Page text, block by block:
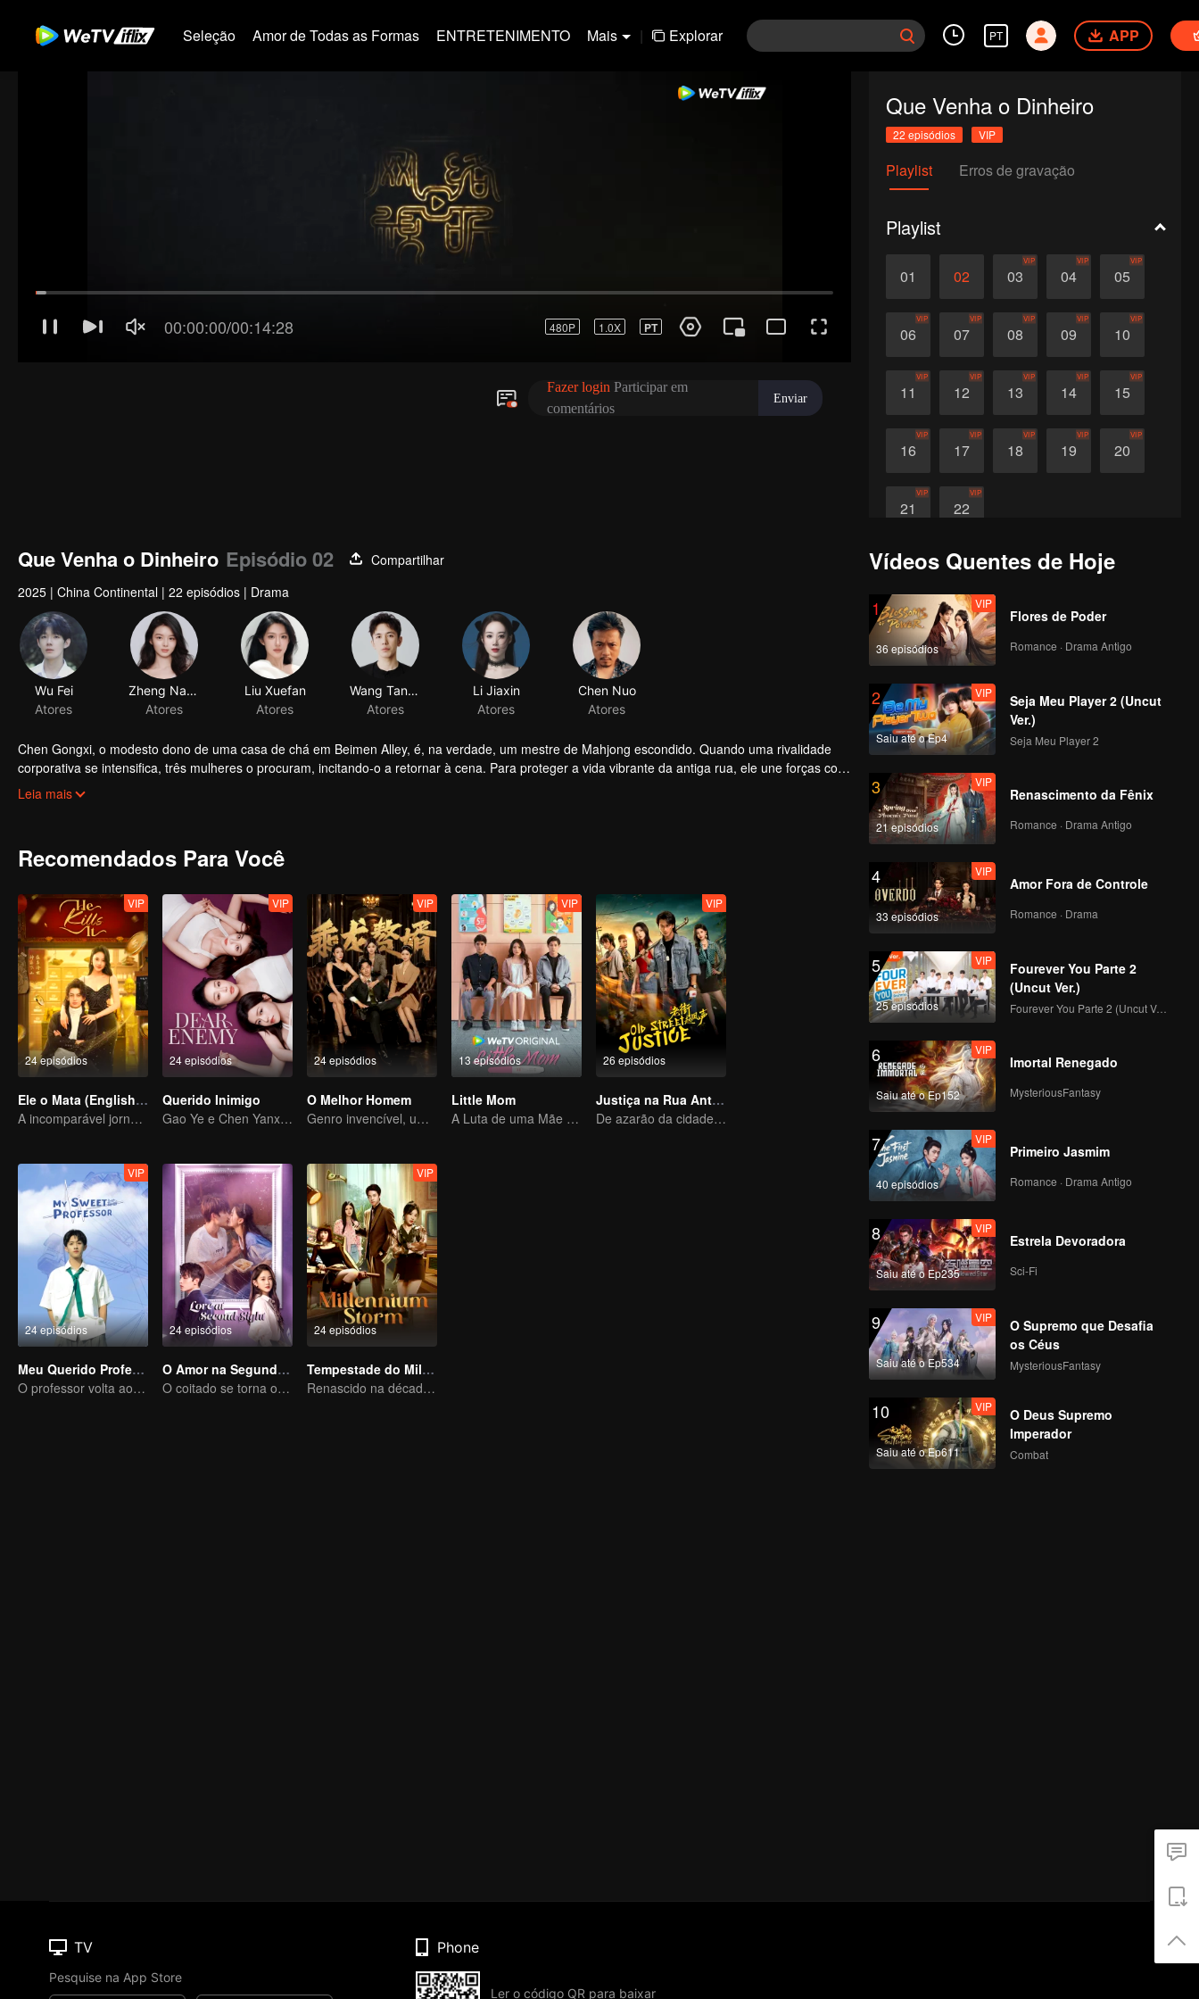
Seleção Amor de Todas as Formas ENTRETENIMENTO Mais | Explorar PT APP
Que Venha o Dinheiro
22 episódios VIP
Playlist Erros de gravação
Playlist
01 02 03
VIP
04
VIP
05
VIP
06
VIP
07
VIP
08
VIP
09
VIP
10
VIP
11
VIP
12
VIP
13
VIP
14
VIP
15
VIP
16
VIP
17
VIP
18
VIP
19
VIP
20
VIP
21
VIP
22
VIP
Que Venha o Dinheiro Episódio 02
Compartilhar
2025 | China Continental | 22 episódios | Drama
Chen Gongxi, o modesto dono de uma casa de chá em Beimen Alley, é, na verdade, um mestre de Mahjong escondido. Quando uma rivalidade
corporativa se intensifica, três mulheres o procuram, incitando-o a retornar à cena. Para proteger a vida vibrante da antiga rua, ele une forças com
sua confidente para combater os planos de um magnata dos negócios. Em meio aos jogos enganosos de Mahjong, o jovem prodígio
Leia mais
Recomendados Para Você
24 episódios
VIP
Ele o Mata (English Ver.)
A incomparável jornada do médico divino pelo mundo
24 episódios
VIP
Querido Inimigo
Gao Ye e Chen Yanxi: De melhores amigas a inimigas juradas
24 episódios
VIP
O Melhor Homem
Genro invencível, uma vida extraordinária
13 episódios
VIP
Little Mom
A Luta de uma Mãe Adolescente
26 episódios
VIP
Justiça na Rua Antiga
De azarão da cidade natal a herói
24 episódios
VIP
Meu Querido Professor
O professor volta ao campus como estudante.
24 episódios
O Amor na Segunda Visão
O coitado se torna o CEO dominador e persegue seu primeiro amor
24 episódios
VIP
Tempestade do Milênio
Renascido na década de 1990: Sou um garoto falido de novo
Vídeos Quentes de Hoje
1
36 episódios
VIP
Flores de Poder
Romance · Drama Antigo
2
Saiu até o Ep4
VIP
Seja Meu Player 2 (Uncut
Ver.)
Seja Meu Player 2
3
21 episódios
VIP
Renascimento da Fênix
Romance · Drama Antigo
4
33 episódios
VIP
Amor Fora de Controle
Romance · Drama
5
25 episódios
VIP
Fourever You Parte 2
(Uncut Ver.)
Fourever You Parte 2 (Uncut Ver.)
6
Saiu até o Ep152
VIP
Imortal Renegado
MysteriousFantasy
7
40 episódios
VIP
Primeiro Jasmim
Romance · Drama Antigo
8
Saiu até o Ep235
VIP
Estrela Devoradora
Sci-Fi
9
Saiu até o Ep534
VIP
O Supremo que Desafia
os Céus
MysteriousFantasy
10
Saiu até o Ep611
VIP
O Deus Supremo
Imperador
Combat
TV
Pesquise na App Store
Phone
Ler o código QR para baixar